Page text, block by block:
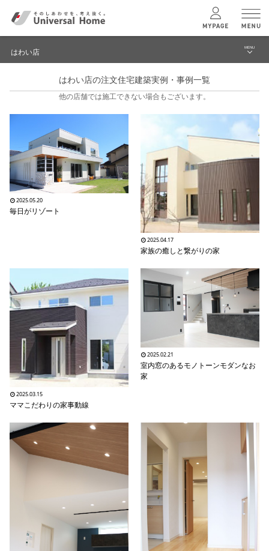
ユニバーサルホームの特長
コンセプトプラン
テクノロジー
シミュレーション
キャンペーン・コラボ情報
家づくりの知識
企業情報
はわい店 MENU
イベント
モデルハウス見学予約
はわい店 TOPへ
はわい店の注文住宅建築実例・事例一覧
他の店舗では施工できない場合もございます。
2025.05.20
毎日がリゾート
2025.04.17
家族の癒しと繋がりの家
2025.03.15
ママこだわりの家事動線
2025.02.21
室内窓のあるモノトーンモダンなお
家